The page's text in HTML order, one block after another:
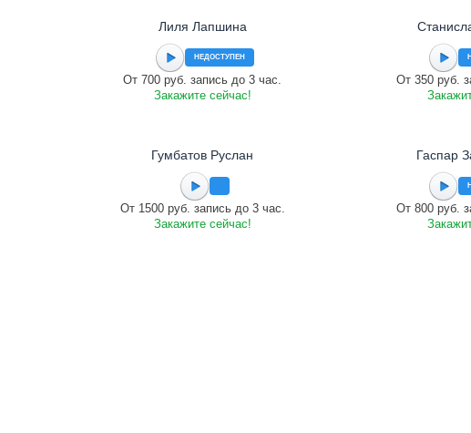
Лиля Лапшина
НЕДОСТУПЕН
От 700 руб. запись до 3 час.
Закажите сейчас!
От 350 руб.
Гумбатов Руслан
От 1500 руб. запись до 3 час.
Закажите сейчас!
Гаспар
От 800 руб.